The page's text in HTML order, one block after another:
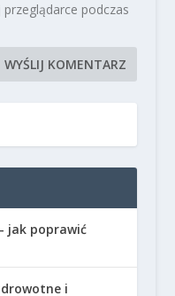
podczas
jak poprawić
i